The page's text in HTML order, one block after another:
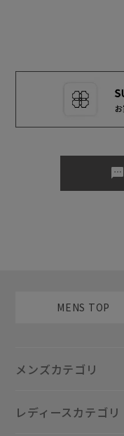
sms
MENS TOP
メンズカテゴリ
レディースカテゴリ